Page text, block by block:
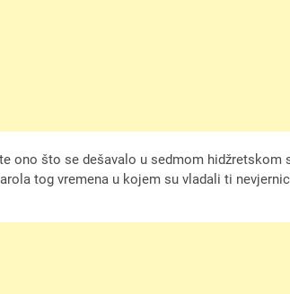
ono što se dešavalo u sedmom
tog vremena u kojem su vladali ti